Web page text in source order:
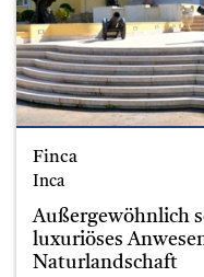
Finca
Inca
Außergewöhnlich
luxuriöses
Naturlandschaft